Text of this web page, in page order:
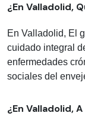
¿En Valladolid,
En Valladolid, El
cuidado integral
enfermedades
sociales del
¿En Valladolid,